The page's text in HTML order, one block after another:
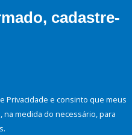
cadastre-
Privacidade e consinto que meus
medida do necessário, para